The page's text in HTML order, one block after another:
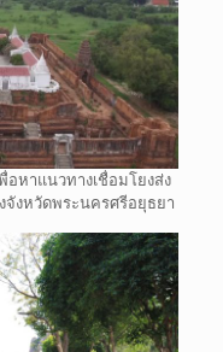
หาแนวทางเชื่อมโยงส่ง
จังหวัดพระนครศรีอยุธยา